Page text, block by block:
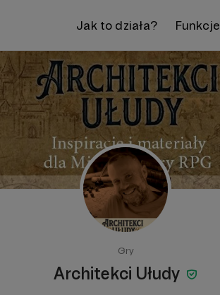
Jak to działa? Funkcje
Gry
Architekci Ułudy